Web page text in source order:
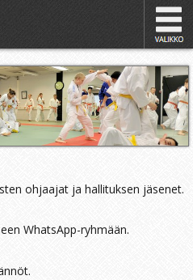
ohjaajat ja hallituksen jäsenet.
WhatsApp-ryhmään.